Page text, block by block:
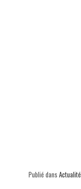
Publié dans Actualité